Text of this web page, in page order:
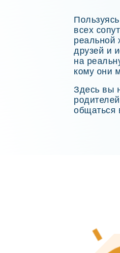
всех
реальной
друзей и
на
кому они
Здесь вы
общаться